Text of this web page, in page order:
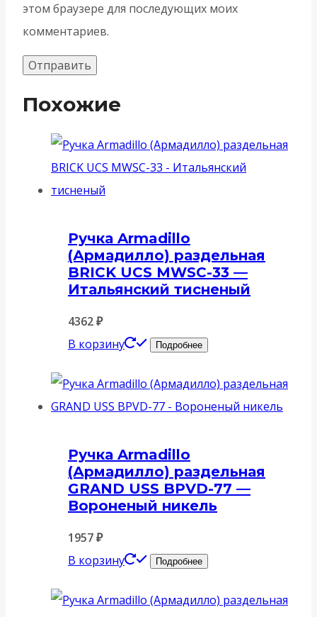
этом браузере для последующих моих
комментариев.
Похожие
Ручка Armadillo
(Армадилло) раздельная
BRICK UCS MWSC-33 —
Итальянский тисненый
4362₽
В корзину
Подробнее
Ручка Armadillo
(Армадилло) раздельная
GRAND USS BPVD-77 —
Вороненый никель
1957₽
В корзину
Подробнее